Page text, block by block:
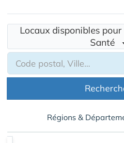
Locaux disponibles
Santé
Régions &